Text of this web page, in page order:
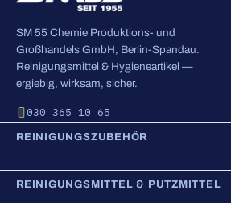
SM 55 Chemie Produktions- und
Großhandels GmbH, Berlin-Spandau.
Reinigungsmittel & Hygieneartikel —
ergiebig, wirksam, sicher.
030 365 10 65
REINIGUNGSZUBEHÖR
REINIGUNGSMITTEL & PUTZMITTEL